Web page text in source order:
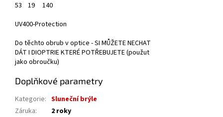
53 19 140
UV400-Protection
Do těchto obrub v optice - SI MŮŽETE NECHAT
DÁT I DIOPTRIE KTERÉ POTŘEBUJETE (použut
jako obroučku)
Doplňkové parametry
Kategorie: Sluneční brýle
Záruka:
2 roky